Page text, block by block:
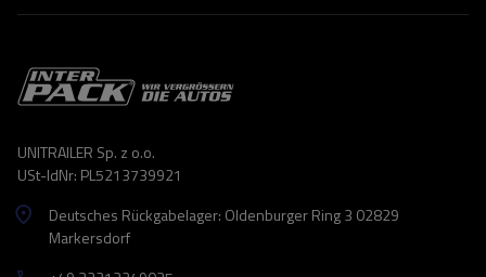
UNITRAILER Sp. z o.o.
USt-IdNr: PL5213739921
Deutsches Rückgabelager: Oldenburger Ring 3 02829
Markersdorf